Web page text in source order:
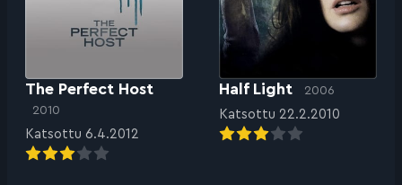
The Perfect Host
2010
Katsottu 6.4.2012
Half Light 2006
Katsottu 22.2.2010